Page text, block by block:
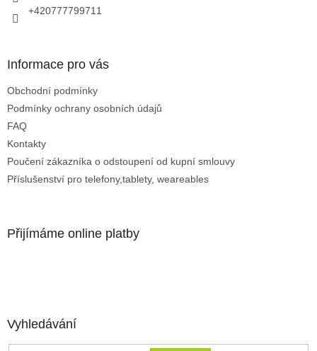
+420777799711
Informace pro vás
Obchodní podmínky
Podmínky ochrany osobních údajů
FAQ
Kontakty
Poučení zákazníka o odstoupení od kupní smlouvy
Příslušenství pro telefony,tablety, weareables
Přijímáme online platby
Vyhledávání